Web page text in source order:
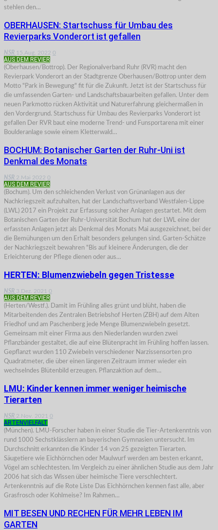
stehlen den…
OBERHAUSEN: Startschuss für Umbau des
Revierparks Vonderort ist gefallen
NSR 15.Aug. 2022 0
AUS DEM REVIER
(Oberhausen/Bottrop). Der Regionalverband Ruhr (RVR) macht den
Revierpark Vonderort an der Stadtgrenze Oberhausen/Bottrop unter dem
Motto "Park in Bewegung" fit für die Zukunft. Jetzt ist der Startschuss für
die umfassenden Garten- und Landschaftsbauarbeiten gefallen. Unter dem
neuen Parkmotto rücken Aktivität und Naturerfahrung gleichermaßen in
den Vordergrund. Startschuss für Umbau des Revierparks Vonderort ist
gefallen Der RVR baut eine moderne Trend- und Funsportarena mit einer
Boulderanlage sowie einem Kletterwald…
BOCHUM: Botanischer Garten der Ruhr-Uni ist
Denkmal des Monats
NSR 2.Mai 2022 0
AUS DEM REVIER
(Bochum). Um den schleichenden Verlust von Grünanlagen aus der
Nachkriegszeit aufzuhalten, hat der Landschaftsverband Westfalen-Lippe
(LWL) 2017 ein Projekt zur Erfassung solcher Anlagen gestartet. Mit dem
Botanischen Garten der Ruhr-Universität Bochum hat der LWL eine der
erfassten Anlagen jetzt als Denkmal des Monats Mai ausgezeichnet, bei der
die Bemühungen um den Erhalt besonders gelungen sind. Garten-Schätze
der Nachkriegszeit bewahren "Bis auf kleinere Änderungen, die der
Erleichterung der Pflege dienen oder aus…
HERTEN: Blumenzwiebeln gegen Tristesse
NSR 3.Dez. 2021 0
AUS DEM REVIER
(Herten/Westf.). Damit im Frühling alles grünt und blüht, haben die
Mitarbeitenden des Zentralen Betriebshof Herten (ZBH) auf dem Alten
Friedhof und am Paschenberg jede Menge Blumenzwiebeln gesetzt.
Gemeinsam mit einer Firma aus den Niederlanden wurden zwei
Pflanzbänder gestaltet, die auf eine Blütenpracht im Frühling hoffen lassen.
Gepflanzt wurden 110 Zwiebeln verschiedener Narzissensorten pro
Quadratmeter, die über einen längeren Zeitraum immer wieder ein
wechselndes Blütenbild erzeugen. Pflanzaktion auf dem…
LMU: Kinder kennen immer weniger heimische
Tierarten
NSR 2.Nov. 2021 0
ARTENVIELFALT
(München). LMU-Forscher haben in einer Studie die Tier-Artenkenntnis von
rund 1000 Sechstklässlern an bayerischen Gymnasien untersucht. Im
Durchschnitt erkannten die Kinder 14 von 25 gezeigten Tierarten.
Säugetiere wie Eichhörnchen oder Maulwurf werden am besten erkannt,
Vögel am schlechtesten. Im Vergleich zu einer ähnlichen Studie aus dem Jahr
2006 hat sich das Wissen über heimische Tiere verschlechtert.
Artenkenntnis auf die Rote Liste Das Eichhörnchen kennen fast alle, aber
Grasfrosch oder Kohlmeise? Im Rahmen…
MIT BESEN UND RECHEN FÜR MEHR LEBEN IM
GARTEN